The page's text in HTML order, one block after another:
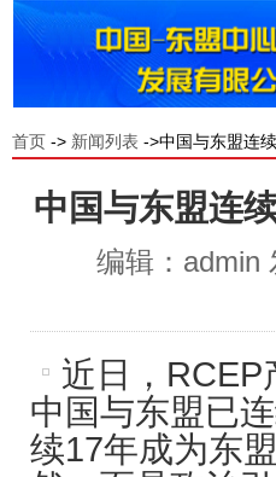
首页 -> 新闻列表 ->中国与东盟连
中国与东盟连
编辑：admin
近日，RCEP
中国与东盟已
续17年成为东